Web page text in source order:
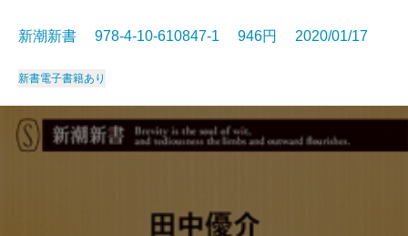
新潮新書 978-4-10-610847-1 946円 2020/01/17
新書電子書籍あり